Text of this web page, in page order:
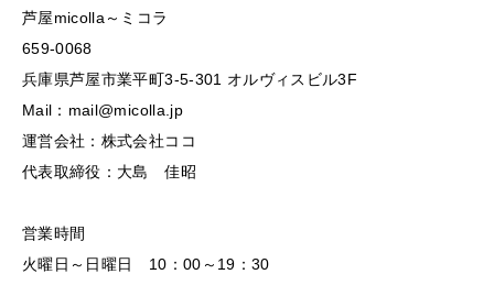
芦屋micolla～ミコラ
659-0068
兵庫県芦屋市業平町3-5-301 オルヴィスビル3F
Mail：mail@micolla.jp
運営会社：株式会社ココ
代表取締役：大島 佳昭
営業時間
火曜日～日曜日 10：00～19：30